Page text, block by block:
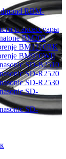
RBM-
и аксессуары
BM202
BM1210BK
BM910WII
SD-B2510
SD-R2520
SD-R2530
SD-
SD-